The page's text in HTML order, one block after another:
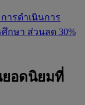
ารดำเนินการ
ศึกษา ส่วนลด 30%
อดนิยมที่